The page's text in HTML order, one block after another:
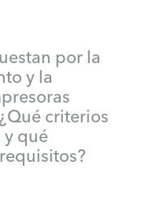
por la
y la
criterios
y qué